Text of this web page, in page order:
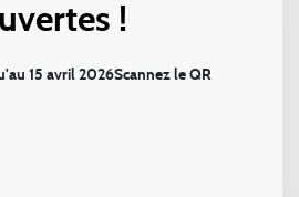
!
15 avril 2026Scannez le QR